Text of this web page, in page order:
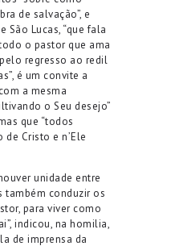
de salvação”, e
São Lucas, “que fala
o pastor que ama
regresso ao redil
é um convite a
a mesma
o Seu desejo”
que “todos
Cristo e n’Ele
unidade entre
também conduzir os
para viver como
indicou, na homilia,
de imprensa da